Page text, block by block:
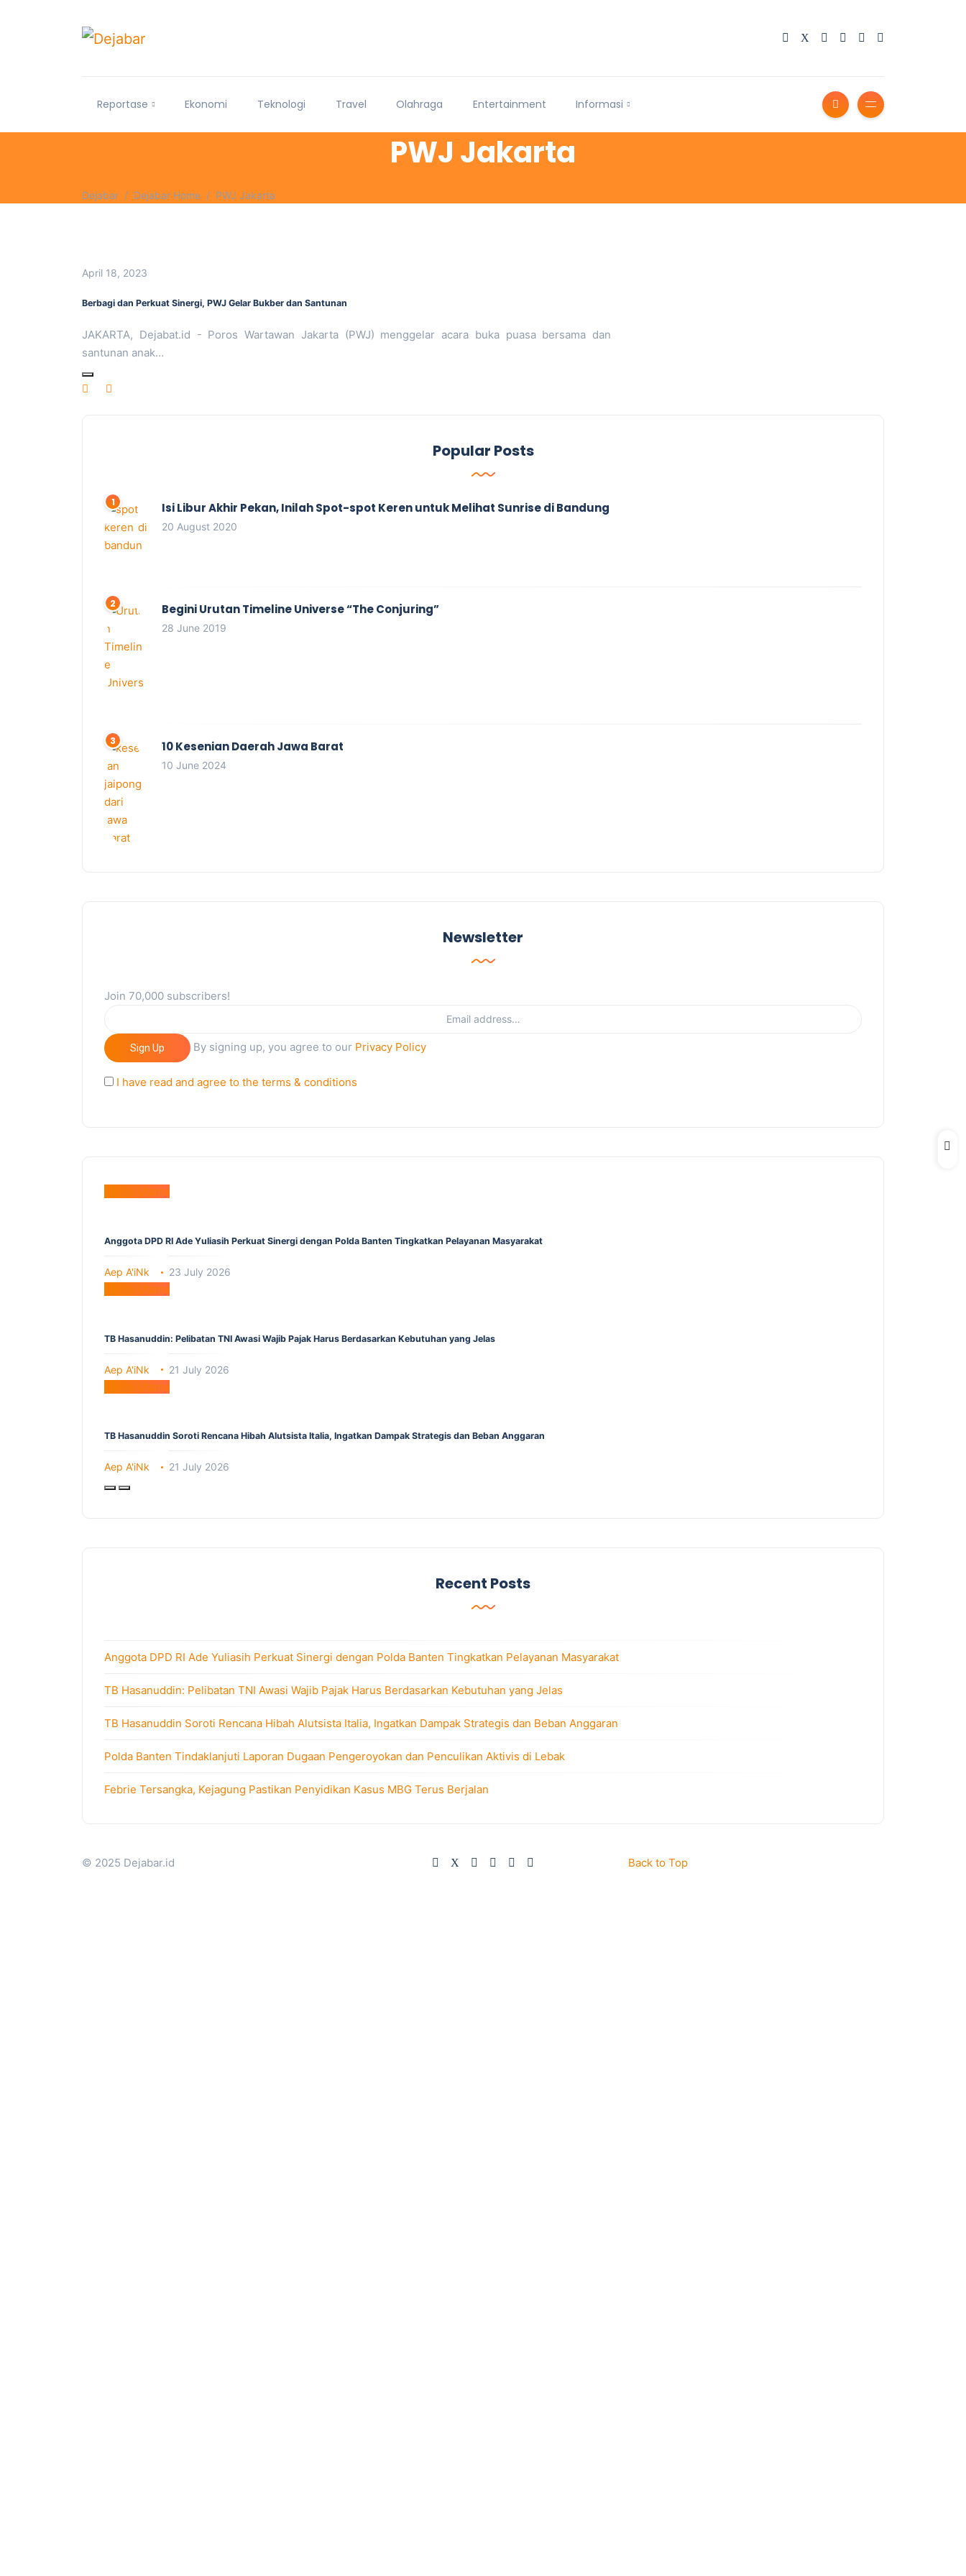
Reportase Ekonomi Teknologi Travel Olahraga Entertainment Informasi
PWJ Jakarta
Dejabar Dejabar Home PWJ Jakarta
April 18, 2023
Berbagi dan Perkuat Sinergi, PWJ Gelar Bukber dan Santunan
JAKARTA, Dejabat.id - Poros Wartawan Jakarta (PWJ) menggelar acara buka puasa bersama dan
santunan anak…
Popular Posts
Isi Libur Akhir Pekan, Inilah Spot-spot Keren untuk Melihat Sunrise di Bandung
20 August 2020
Begini Urutan Timeline Universe “The Conjuring”
28 June 2019
10 Kesenian Daerah Jawa Barat
10 June 2024
Newsletter
Join 70,000 subscribers!
Sign Up By signing up, you agree to our Privacy Policy
I have read and agree to the terms & conditions
Berita Utama
Anggota DPD RI Ade Yuliasih Perkuat Sinergi dengan Polda Banten Tingkatkan Pelayanan Masyarakat
Aep A'iNk 23 July 2026
Berita Utama
TB Hasanuddin: Pelibatan TNI Awasi Wajib Pajak Harus Berdasarkan Kebutuhan yang Jelas
Aep A'iNk 21 July 2026
Berita Utama
TB Hasanuddin Soroti Rencana Hibah Alutsista Italia, Ingatkan Dampak Strategis dan Beban Anggaran
Aep A'iNk 21 July 2026
Recent Posts
Anggota DPD RI Ade Yuliasih Perkuat Sinergi dengan Polda Banten Tingkatkan Pelayanan Masyarakat
TB Hasanuddin: Pelibatan TNI Awasi Wajib Pajak Harus Berdasarkan Kebutuhan yang Jelas
TB Hasanuddin Soroti Rencana Hibah Alutsista Italia, Ingatkan Dampak Strategis dan Beban Anggaran
Polda Banten Tindaklanjuti Laporan Dugaan Pengeroyokan dan Penculikan Aktivis di Lebak
Febrie Tersangka, Kejagung Pastikan Penyidikan Kasus MBG Terus Berjalan
© 2025 Dejabar.id Back to Top